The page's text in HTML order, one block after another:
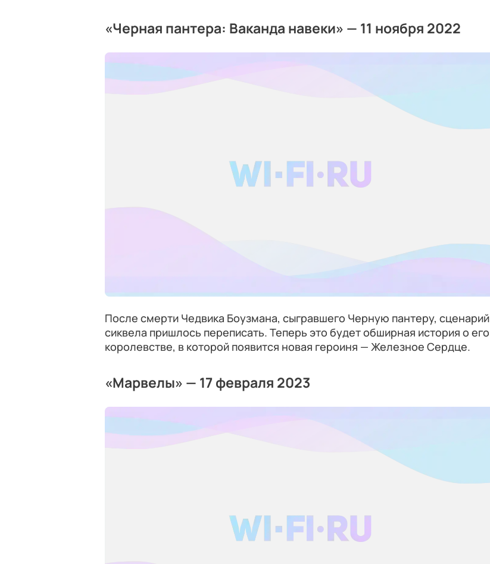
«Черная пантера: Ваканда навеки» — 11 ноября 2022
После смерти Чедвика Боузмана, сыгравшего Черную пантеру, сценарий
сиквела пришлось переписать. Теперь это будет обширная история о его
королевстве, в которой появится новая героиня — Железное Сердце.
«Марвелы» — 17 февраля 2023